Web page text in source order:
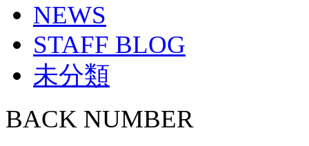
NEWS
STAFF BLOG
未分類
BACK NUMBER